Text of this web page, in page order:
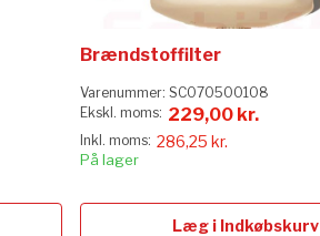
286,25 kr.
229,00 kr.
Brændstoffilter
Varenummer: SC070500108
På lager
Læg i Indkøbskurv